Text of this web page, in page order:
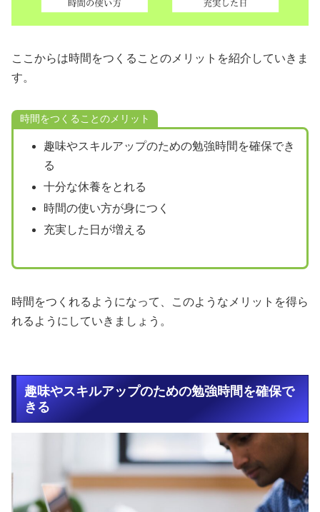
ここからは時間をつくることのメリットを紹介していきま
す。
時間をつくることのメリット
趣味やスキルアップのための勉強時間を確保でき
る
十分な休養をとれる
時間の使い方が身につく
充実した日が増える
時間をつくれるようになって、このようなメリットを得ら
れるようにしていきましょう。
趣味やスキルアップのための勉強時間を確保で
きる